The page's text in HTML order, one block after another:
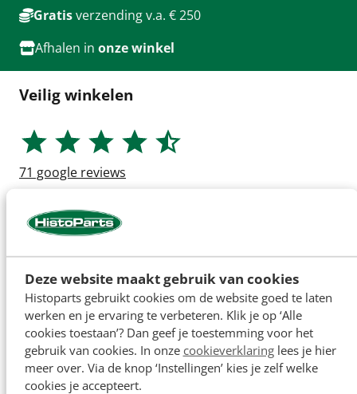
Deze website maakt gebruik van cookies
Histoparts gebruikt cookies om de website goed te laten
werken en je ervaring te verbeteren. Klik je op ‘Alle
cookies toestaan’? Dan geef je toestemming voor het
gebruik van cookies. In onze cookieverklaringlees je hier
meer over. Via de knop ‘Instellingen’ kies je zelf welke
cookies je accepteert.
Gratisverzending v.a. € 250
Afhalen in onze winkel
Veilig winkelen
71 google reviews